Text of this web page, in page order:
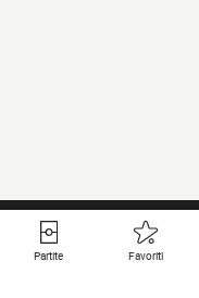
Partite Favoriti